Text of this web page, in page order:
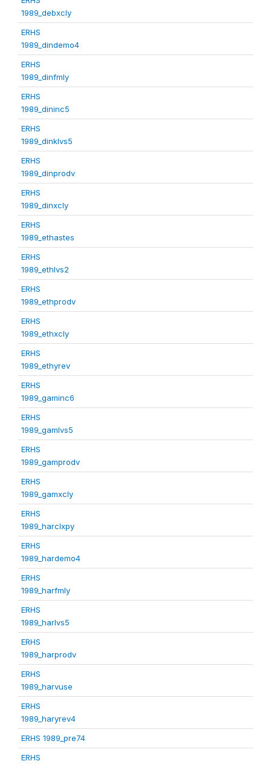
1989_debxcly
ERHS
1989_dindemo4
ERHS
1989_dinfmly
ERHS
1989_dininc5
ERHS
1989_dinklvs5
ERHS
1989_dinprodv
ERHS
1989_dinxcly
ERHS
1989_ethastes
ERHS
1989_ethlvs2
ERHS
1989_ethprodv
ERHS
1989_ethxcly
ERHS
1989_ethyrev
ERHS
1989_gaminc6
ERHS
1989_gamlvs5
ERHS
1989_gamprodv
ERHS
1989_gamxcly
ERHS
1989_harclxpy
ERHS
1989_hardemo4
ERHS
1989_harfmly
ERHS
1989_harlvs5
ERHS
1989_harprodv
ERHS
1989_harvuse
ERHS
1989_haryrev4
ERHS 1989_pre74
ERHS